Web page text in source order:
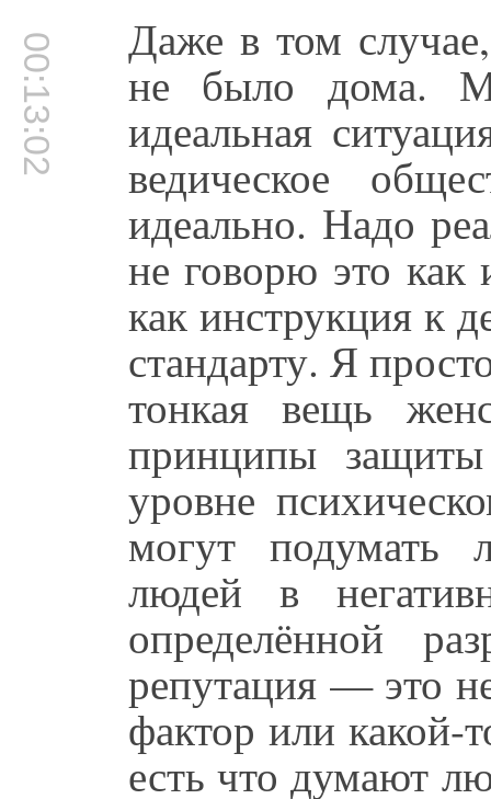
00:13:02 Даже в том
не было дома.
идеальная
ведическое
идеально. Надо
не говорю это
как инструкция к
стандарту. Я
тонкая вещь
принципы
уровне
могут подумать
людей в
определённой
репутация — это
фактор или какой-
есть что думают